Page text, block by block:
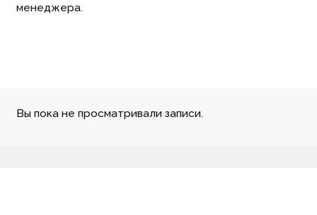
менеджера.
Вы пока не просматривали записи.